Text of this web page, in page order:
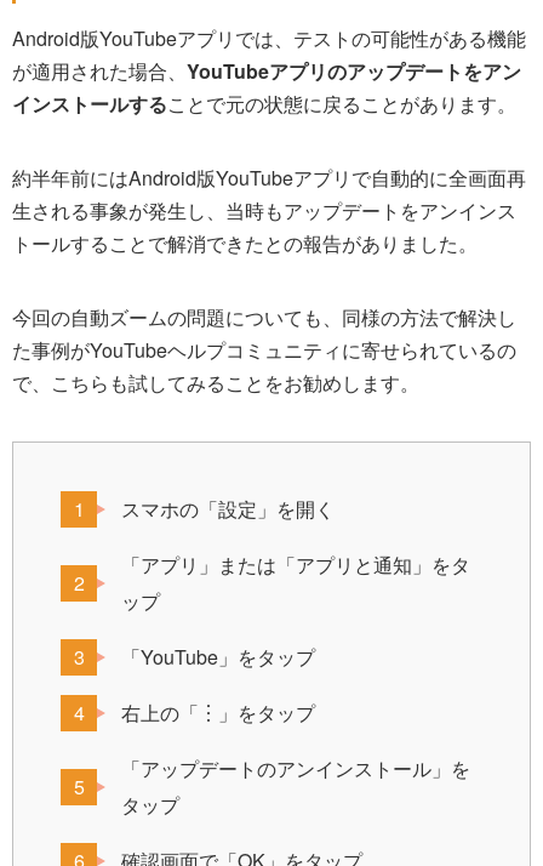
Android版YouTubeアプリでは、テストの可能性がある機能
が適用された場合、 YouTubeアプリのアップデートをアン
インストールすることで元の状態に戻ることがあります。
約半年前にはAndroid版YouTubeアプリで自動的に全画面再
生される事象が発生し、当時もアップデートをアンインス
トールすることで解消できたとの報告がありました。
今回の自動ズームの問題についても、同様の方法で解決し
た事例がYouTubeヘルプコミュニティに寄せられているの
で、こちらも試してみることをお勧めします。
スマホの「設定」を開く
「アプリ」または「アプリと通知」をタ
ップ
「YouTube」をタップ
右上の「︙」をタップ
「アップデートのアンインストール」を
タップ
確認画面で「OK」をタップ